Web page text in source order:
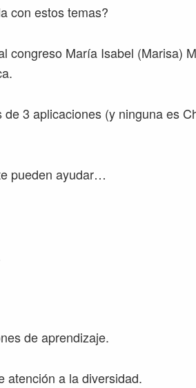
con estos temas?
congreso María Isabel (Marisa)
3 aplicaciones (y ninguna es
pueden ayudar…
de aprendizaje.
atención a la diversidad.